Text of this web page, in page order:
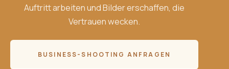
Auftritt arbeiten und Bilder erschaffen, die
Vertrauen wecken.
BUSINESS-SHOOTING ANFRAGEN